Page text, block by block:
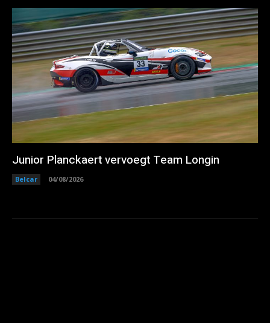
Junior Planckaert vervoegt Team Longin
Belcar 04/08/2026